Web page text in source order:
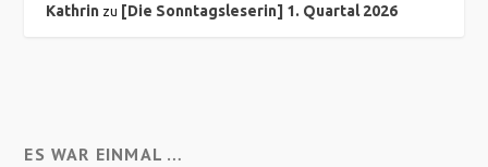
Kathrin zu [Die Sonntagsleserin] 1. Quartal 2026
ES WAR EINMAL …